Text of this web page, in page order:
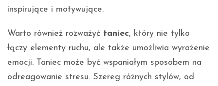
inspirujące i motywujące.
Warto również rozważyć taniec, który nie tylko
łączy elementy ruchu, ale także umożliwia wyrażenie
emocji. Taniec może być wspaniałym sposobem na
odreagowanie stresu. Szereg różnych stylów, od